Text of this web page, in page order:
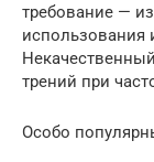
требование —
использования
трений при
Особо